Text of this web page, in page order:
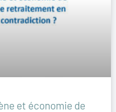
et économie de